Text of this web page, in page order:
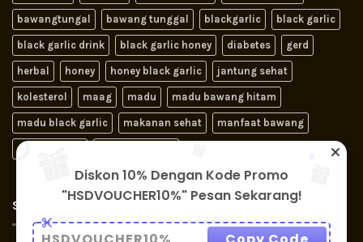
bawangtungal bawang tunggal blackgarlic black garlic
black garlic drink black garlic honey diabetes gerd
herbal honey honey black garlic jantung sehat
kolesterol maag madu madu bawang hitam
madu black garlic makanan sehat manfaat bawang
obat jantung
SIGNUP FOR NEWSLETTER
Diskon 10% Dengan Kode Promo
"HSDVOUCHER10%" Pesan Sekarang!